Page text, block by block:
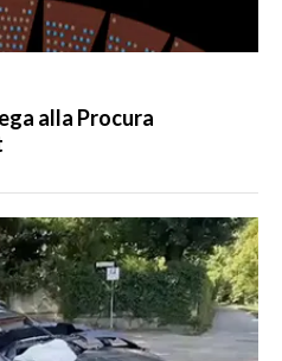
alla Procura